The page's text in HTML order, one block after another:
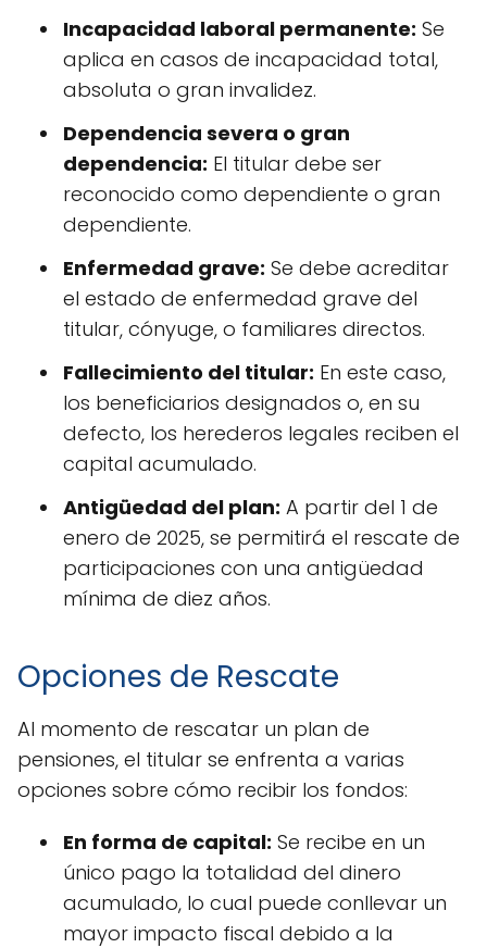
Incapacidad laboral permanente: Se
aplica en casos de incapacidad total,
absoluta o gran invalidez.
Dependencia severa o gran
dependencia: El titular debe ser
reconocido como dependiente o gran
dependiente.
Enfermedad grave: Se debe acreditar
el estado de enfermedad grave del
titular, cónyuge, o familiares directos.
Fallecimiento del titular: En este caso,
los beneficiarios designados o, en su
defecto, los herederos legales reciben el
capital acumulado.
Antigüedad del plan: A partir del 1 de
enero de 2025, se permitirá el rescate de
participaciones con una antigüedad
mínima de diez años.
Opciones de Rescate
Al momento de rescatar un plan de
pensiones, el titular se enfrenta a varias
opciones sobre cómo recibir los fondos:
En forma de capital: Se recibe en un
único pago la totalidad del dinero
acumulado, lo cual puede conllevar un
mayor impacto fiscal debido a la